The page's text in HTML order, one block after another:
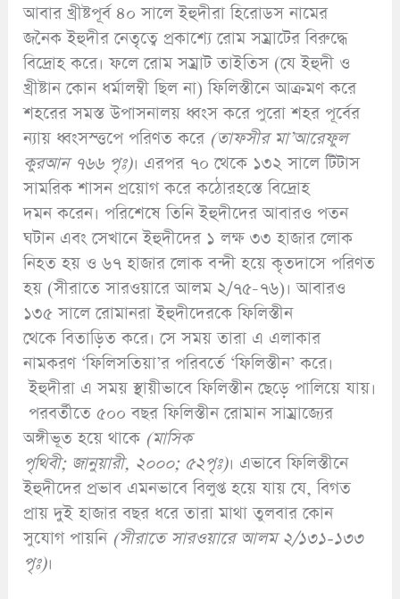
আবার খ্রীষ্টপূর্ব ৪০ সালে ইহুদীরা হিরোডস নামের
জনৈক ইহুদীর নেতৃত্বে প্রকাশ্যে রোম সম্রাটের বিরুদ্ধে
বিদ্রোহ করে। ফলে রোম সম্রাট তাইতিস (যে ইহুদী ও
খ্রীষ্টান কোন ধর্মালম্বী ছিল না) ফিলিস্তীনে আক্রমণ করে
শহরের সমস্ত উপাসনালয় ধ্বংস করে পুরো শহর পূর্বের
ন্যায় ধ্বংসস্ত্তপে পরিণত করে (তাফসীর মা’আরেফুল
কুরআন ৭৬৬ পৃঃ)। এরপর ৭০ থেকে ১৩২ সালে টিটাস
সামরিক শাসন প্রয়োগ করে কঠোরহস্তে বিদ্রোহ
দমন করেন। পরিশেষে তিনি ইহুদীদের আবারও পতন
ঘটান এবং সেখানে ইহুদীদের ১ লক্ষ ৩৩ হাজার লোক
নিহত হয় ও ৬৭ হাজার লোক বন্দী হয়ে কৃতদাসে পরিণত
হয় (সীরাতে সারওয়ারে আলম ২/৭৫-৭৬)। আবারও
১৩৫ সালে রোমানরা ইহুদীদেরকে ফিলিস্তীন
থেকে বিতাড়িত করে। সে সময় তারা এ এলাকার
নামকরণ ‘ফিলিসতিয়া’র পরিবর্তে ‘ফিলিস্তীন’ করে।
ইহুদীরা এ সময় স্থায়ীভাবে ফিলিস্তীন ছেড়ে পালিয়ে যায়।
পরবর্তীতে ৫০০ বছর ফিলিস্তীন রোমান সাম্রাজ্যের
অঙ্গীভূত হয়ে থাকে (মাসিক
পৃথিবী; জানুয়ারী, ২০০০; ৫২পৃঃ)। এভাবে ফিলিস্তীনে
ইহুদীদের প্রভাব এমনভাবে বিলুপ্ত হয়ে যায় যে, বিগত
প্রায় দুই হাজার বছর ধরে তারা মাথা তুলবার কোন
সুযোগ পায়নি (সীরাতে সারওয়ারে আলম ২/১৩১-১৩৩
পৃঃ)।